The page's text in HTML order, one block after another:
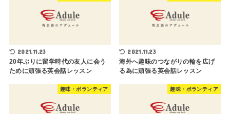
2021.11.23
20年ぶりに留学時代の友人に会う
ために頑張る英会話レッスン
2021.11.23
海外へ趣味のつながりの輪を広げ
る為に頑張る英会話レッスン
趣味・ボランティア 趣味・ボランティア